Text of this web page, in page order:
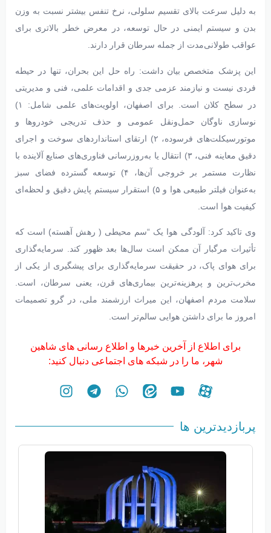
به دلیل سرعت بالای تقسیم سلولی، نرخ تنفس بیشتر نسبت به وزن
بدن و سیستم ایمنی در حال توسعه، در معرض خطر بالاتری برای
عواقب طولانی‌مدت از جمله سرطان قرار دارند.
این پزشک متخصص بیان داشت: راه حل این بحران، تنها در حیطه
فردی نیست و نیازمند عزمی جدی و اقدامات علمی، فنی و مدیریتی
در سطح کلان است. برای اصفهان، اولویت‌های علمی شامل: ۱)
نوسازی ناوگان حمل‌ونقل عمومی و حذف تدریجی خودروها و
موتورسیکلت‌های فرسوده، ۲) ارتقای استانداردهای سوخت و اجرای
دقیق معاینه فنی، ۳) انتقال یا به‌روزرسانی فناوری‌های صنایع آلاینده با
نظارت مستمر بر خروجی آن‌ها، ۴) توسعه گسترده فضای سبز
به‌عنوان فیلتر طبیعی هوا و ۵) استقرار سیستم پایش دقیق و لحظه‌ای
کیفیت هوا است.
وی تاکید کرد: آلودگی هوا یک “سم محیطی ( رهش آهسته) است که
تأثیرات مرگبار آن ممکن است سال‌ها بعد ظهور کند. سرمایه‌گذاری
برای هوای پاک، در حقیقت سرمایه‌گذاری برای پیشگیری از یکی از
مخرب‌ترین و پرهزینه‌ترین بیماری‌های قرن، یعنی سرطان، است.
سلامت مردم اصفهان، این میراث ارزشمند ملی، در گرو تصمیمات
امروز ما برای داشتن هوایی سالم‌تر است.
برای اطلاع از آخرین خبرها و اطلاع رسانی های شاهین
شهر، ما را در شبکه های اجتماعی دنبال کنید:
پربازدیدترین ها